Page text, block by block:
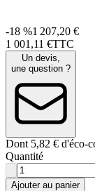
-18 %1 207,20 €
1 001 ,11 €TTC
Un devis,
une question ?
Dont 5,82 € d'éco-
Quantité
Ajouter au panier